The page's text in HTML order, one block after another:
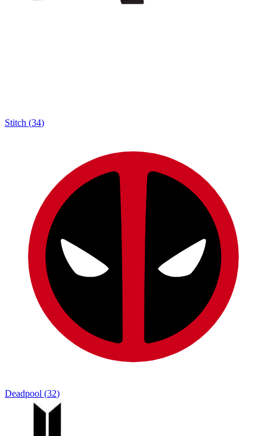
Stitch (34)
Deadpool (32)